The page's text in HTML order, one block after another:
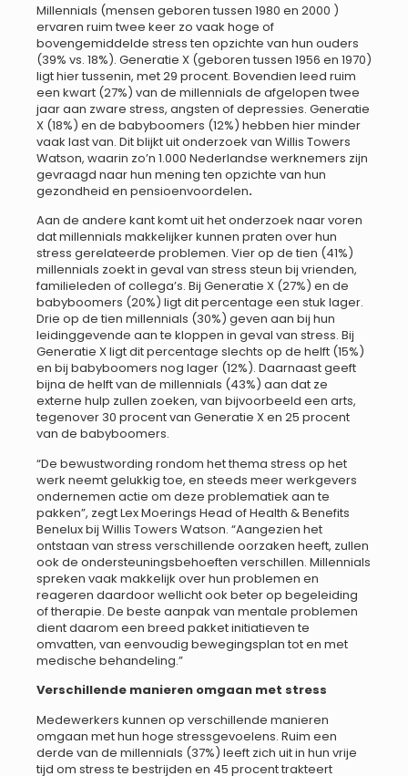
Millennials (mensen geboren tussen 1980 en 2000 )
ervaren ruim twee keer zo vaak hoge of
bovengemiddelde stress ten opzichte van hun ouders
(39% vs. 18%). Generatie X (geboren tussen 1956 en 1970)
ligt hier tussenin, met 29 procent. Bovendien leed ruim
een kwart (27%) van de millennials de afgelopen twee
jaar aan zware stress, angsten of depressies. Generatie
X (18%) en de babyboomers (12%) hebben hier minder
vaak last van. Dit blijkt uit onderzoek van Willis Towers
Watson, waarin zo’n 1.000 Nederlandse werknemers zijn
gevraagd naar hun mening ten opzichte van hun
gezondheid en pensioenvoordelen.
Aan de andere kant komt uit het onderzoek naar voren
dat millennials makkelijker kunnen praten over hun
stress gerelateerde problemen. Vier op de tien (41%)
millennials zoekt in geval van stress steun bij vrienden,
familieleden of collega’s. Bij Generatie X (27%) en de
babyboomers (20%) ligt dit percentage een stuk lager.
Drie op de tien millennials (30%) geven aan bij hun
leidinggevende aan te kloppen in geval van stress. Bij
Generatie X ligt dit percentage slechts op de helft (15%)
en bij babyboomers nog lager (12%). Daarnaast geeft
bijna de helft van de millennials (43%) aan dat ze
externe hulp zullen zoeken, van bijvoorbeeld een arts,
tegenover 30 procent van Generatie X en 25 procent
van de babyboomers.
“De bewustwording rondom het thema stress op het
werk neemt gelukkig toe, en steeds meer werkgevers
ondernemen actie om deze problematiek aan te
pakken”, zegt Lex Moerings Head of Health & Benefits
Benelux bij Willis Towers Watson. “Aangezien het
ontstaan van stress verschillende oorzaken heeft, zullen
ook de ondersteuningsbehoeften verschillen. Millennials
spreken vaak makkelijk over hun problemen en
reageren daardoor wellicht ook beter op begeleiding
of therapie. De beste aanpak van mentale problemen
dient daarom een breed pakket initiatieven te
omvatten, van eenvoudig bewegingsplan tot en met
medische behandeling.”
Verschillende manieren omgaan met stress
Medewerkers kunnen op verschillende manieren
omgaan met hun hoge stressgevoelens. Ruim een
derde van de millennials (37%) leeft zich uit in hun vrije
tijd om stress te bestrijden en 45 procent trakteert